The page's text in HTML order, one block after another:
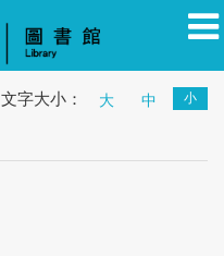
文字大小： 大 中 小